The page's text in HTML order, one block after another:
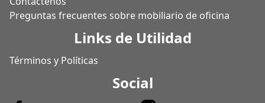
Preguntas frecuentes sobre mobiliario de oficina
Links de Utilidad
Términos y Políticas
Social